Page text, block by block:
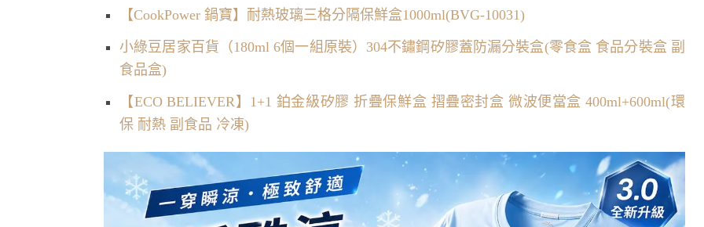
【CookPower 鍋寶】耐熱玻璃三格分隔保鮮盒1000ml(BVG-10031)
小綠豆居家百貨（180ml 6個一組原裝）304不鏽鋼矽膠蓋防漏分裝盒(零食盒 食品分裝盒 副
食品盒)
【ECO BELIEVER】1+1 鉑金級矽膠 折疊保鮮盒 摺疊密封盒 微波便當盒 400ml+600ml(環
保 耐熱 副食品 冷凍)